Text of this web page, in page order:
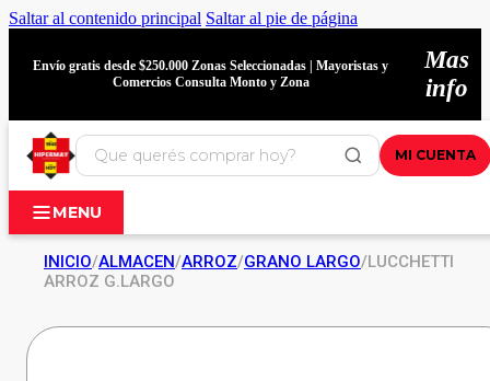
Saltar al contenido principal Saltar al pie de página
Envío gratis desde $250.000 Zonas Seleccionadas | Mayoristas y
Comercios Consulta Monto y Zona
Mas
info
MI CUENTA
MENU
INICIO/ALMACEN/ARROZ/GRANO LARGO/LUCCHETTI
ARROZ G.LARGO